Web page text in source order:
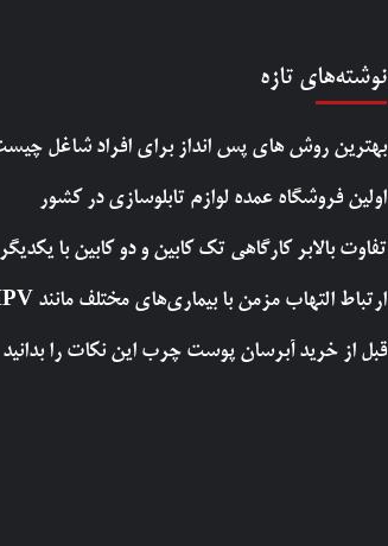
نوشته‌های تازه
بهترین روش‌ های پس‌ انداز برای افراد شاغل
اولین فروشگاه عمده لوازم تابلوسازی در کشور
تفاوت بالابر کارگاهی تک کابین و دو کابین با یکدیگر
ارتباط التهاب مزمن با بیماری‌های مختلف مانند HPV
قبل از خرید آبرسان پوست چرب این نکات را بدانید